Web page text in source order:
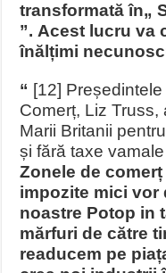
transformată în„
”. Acest lucru va
înălțimi
“ [12]
Comerț, Liz
Marii Britanii
și fără taxe
Zonele de
impozite mici vor
noastre Potop in
mărfuri de către
readucem pe